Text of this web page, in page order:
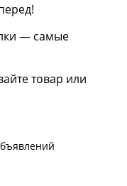
— самые
товар или